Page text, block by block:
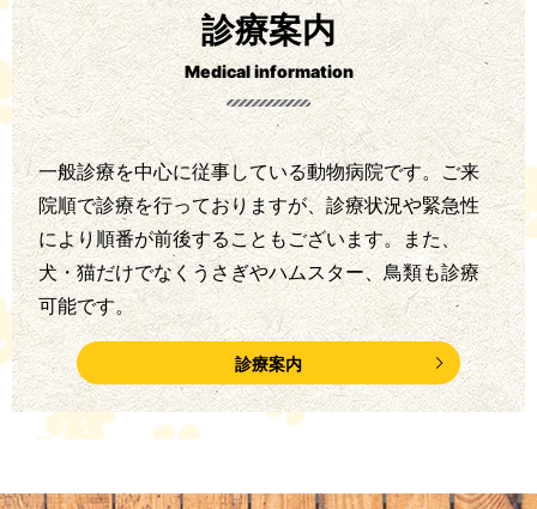
診療案内
Medical information
一般診療を中心に従事している動物病院です。ご来
院順で診療を行っておりますが、診療状況や緊急性
により順番が前後することもございます。また、
犬・猫だけでなくうさぎやハムスター、鳥類も診療
可能です。
診療案内